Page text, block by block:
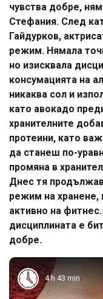
чувства добре,
Стефания. След
Гайдурков,
режим. Нямала
но изисквала
консумацията на
никаква сол и
като авокадо
хранителните
протеини, като
да станеш по-
промяна в
Днес тя
режим на хранене,
активно на
дисциплината е
добре.
4 h 43 min